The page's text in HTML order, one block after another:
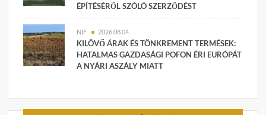
ÉPÍTÉSÉRŐL SZÓLÓ SZERZŐDÉST
NIF 2026.08.04.
KILÖVŐ ÁRAK ÉS TÖNKREMENT TERMÉSEK:
HATALMAS GAZDASÁGI POFON ÉRI EURÓPÁT
A NYÁRI ASZÁLY MIATT